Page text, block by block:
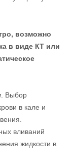
возможно
в виде КТ или
. Выбор
в кале и
вливаний
жидкости в